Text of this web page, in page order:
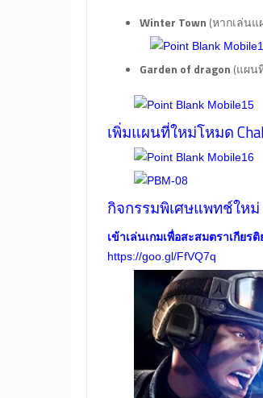
Winter Town (หากเล่น
Garden of dragon (แผน
เพิ่มแผนที่ใหม่โหมด
กิจกรรมพิเศษแพทช์ใหม่
เข้าเล่นเกมเพื่อสะสมตราเกีย
https://goo.gl/FfVQ7q